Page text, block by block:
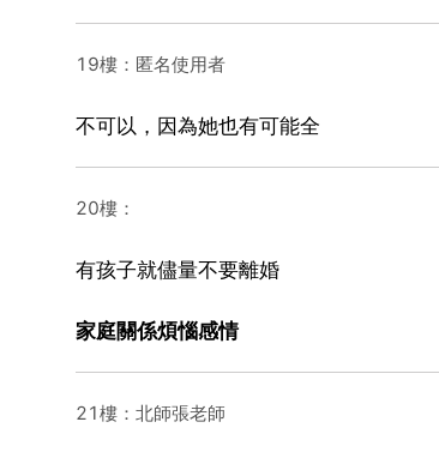
19樓：匿名使用者
不可以，因為她也有可能全
20樓：
有孩子就儘量不要離婚
家庭關係煩惱感情
21樓：北師張老師